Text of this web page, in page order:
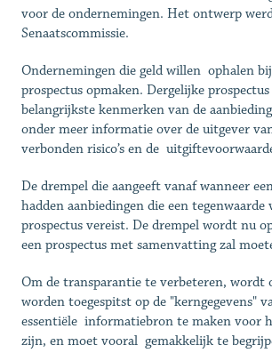
voor de ondernemingen. Het ontwerp
Senaatscommissie.
Ondernemingen die geld willen ophalen
prospectus opmaken. Dergelijke
belangrijkste kenmerken van de
onder meer informatie over de uitgever
verbonden risico’s en de
De drempel die aangeeft vanaf wanneer
hadden aanbiedingen die een
prospectus vereist. De drempel wordt nu
een prospectus met samenvatting zal
Om de transparantie te verbeteren, wordt
worden toegespitst op de "kerngegevens"
essentiële informatiebron te maken voor
zijn, en moet vooral gemakkelijk te